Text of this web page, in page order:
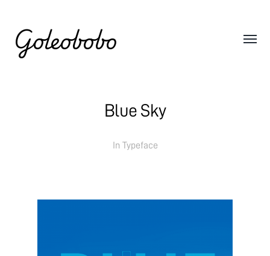
Goleobobo
Blue Sky
In Typeface